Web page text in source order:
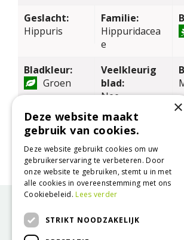
Geslacht:
Hippuris
Familie:
Hippuridacea
e
Bladkleur:
Groen
Veelkleurig
blad:
Nee
Wintergroen:
Nee
Hoogte in
CM:
50
Onze nieuwsbrief ontvangen?
Ontvang ongeveer 1x per week onze
×
Deze website maakt
gebruik van cookies.
Deze website gebruikt cookies om uw
gebruikerservaring te verbeteren. Door
onze website te gebruiken, stemt u in met
alle cookies in overeenstemming met ons
Cookiebeleid.Lees verder
STRIKT NOODZAKELIJK